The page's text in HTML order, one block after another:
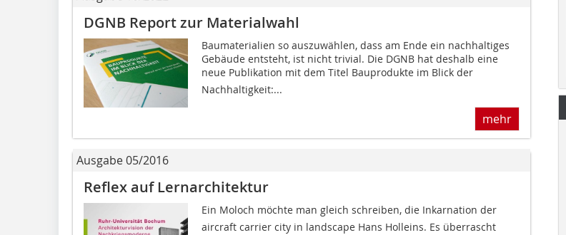
DGNB Report zur Materialwahl
Baumaterialien so auszuwählen, dass am Ende ein nachhaltiges
Gebäude entsteht, ist nicht trivial. Die DGNB hat deshalb eine
neue Publikation mit dem Titel Bauprodukte im Blick der
Nachhaltigkeit:...
mehr
Ausgabe 05/2016
Reflex auf Lernarchitektur
Ein Moloch möchte man gleich schreiben, die Inkarnation der
aircraft carrier city in landscape Hans Holleins. Es überrascht